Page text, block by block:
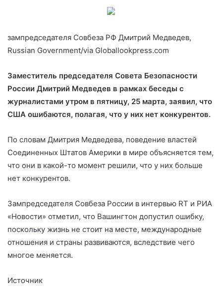
зампредседателя Совбеза РФ Дмитрий Медведев,
Russian Government/via Globallookpress.com
Заместитель председателя Совета Безопасности
России Дмитрий Медведев в рамках беседы с
журналистами утром в пятницу, 25 марта, заявил, что
США ошибаются, полагая, что у них нет конкурентов.
По словам Дмитрия Медведева, поведение властей
Соединенных Штатов Америки в мире объясняется тем,
что они в какой-то момент решили, что у них больше
нет конкурентов.
Зампредседателя Совбеза России в интервью RT и РИА
«Новости» отметил, что Вашингтон допустил ошибку,
поскольку жизнь не стоит на месте, международные
отношения и страны развиваются, вследствие чего
многое меняется.
Источник